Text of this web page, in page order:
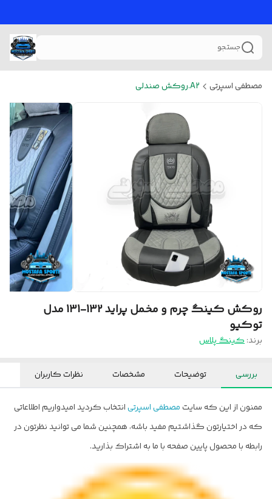
جستجو
مصطفی اسپرتی A2.روکش صندلی
روکش کینگ چرم و مخمل پراید 132-131 مدل
توکیو
برند:کینگ پلاس
بررسی توضیحات مشخصات نظرات کاربران
ممنون از این که سایتمصطفی اسپرتیانتخاب کردید امیدواریم اطلاعاتی
که در اختیارتون گذاشتیم مفید باشه، همچنین شما می توانید نظرتون در
رابطه با محصول پایین صفحه با ما به اشتراک بذارید.